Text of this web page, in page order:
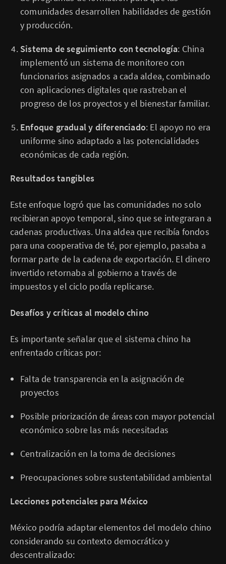
comunidades desarrollen habilidades de gestión
y producción.
Sistema de seguimiento con tecnología: China
implementó un sistema de monitoreo con
funcionarios asignados a cada aldea, combinado
con aplicaciones digitales que rastreban el
progreso de los proyectos y el bienestar familiar.
Enfoque gradual y diferenciado: El apoyo no era
uniforme sino adaptado a las potencialidades
económicas de cada región.
Resultados tangibles
Este enfoque logró que las comunidades no solo
recibieran apoyo temporal, sino que se integraran a
cadenas productivas. Una aldea que recibía fondos
para una cooperativa de té, por ejemplo, pasaba a
formar parte de la cadena de exportación. El dinero
invertido retornaba al gobierno a través de
impuestos y el ciclo podía replicarse.
Desafíos y críticas al modelo chino
Es importante señalar que el sistema chino ha
enfrentado críticas por:
Falta de transparencia en la asignación de
proyectos
Posible priorización de áreas con mayor potencial
económico sobre las más necesitadas
Centralización en la toma de decisiones
Preocupaciones sobre sustentabilidad ambiental
Lecciones potenciales para México
México podría adaptar elementos del modelo chino
considerando su contexto democrático y
descentralizado: